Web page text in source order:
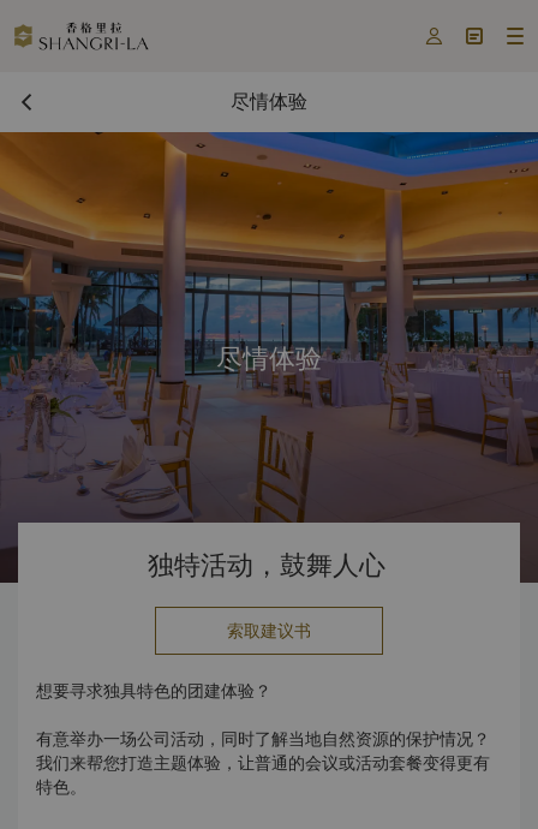
  
尽情体验
尽情体验
独特活动，鼓舞人心
索取建议书
想要寻求独具特色的团建体验？
有意举办一场公司活动，同时了解当地自然资源的保护情况？
我们来帮您打造主题体验，让普通的会议或活动套餐变得更有
特色。